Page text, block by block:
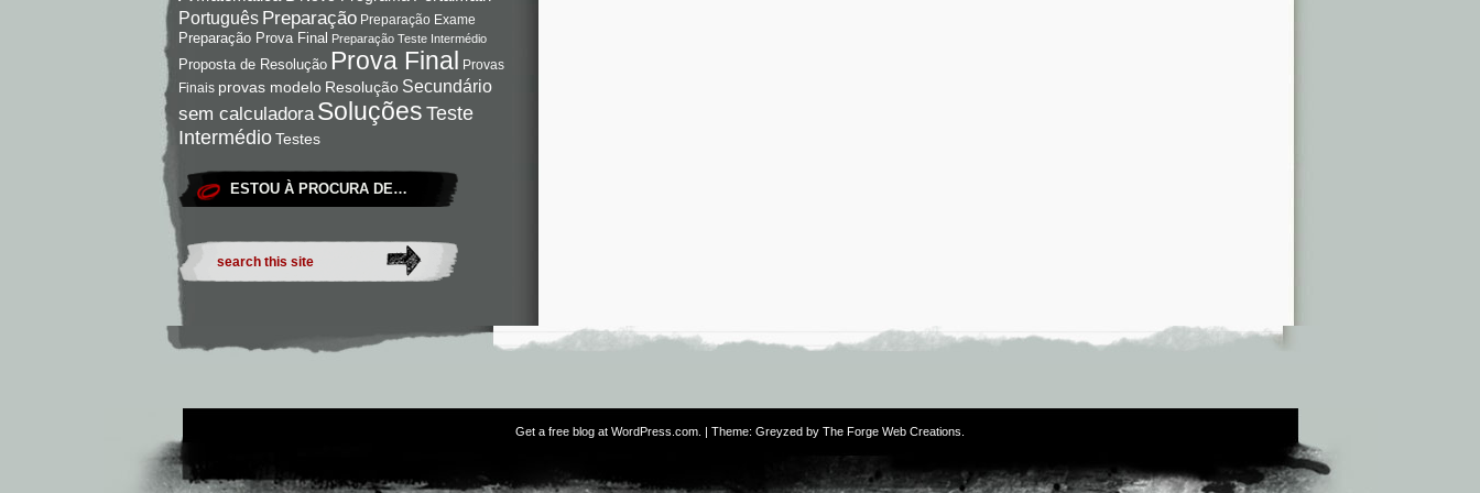
Português Preparação Preparação Exame
Preparação Prova Final Preparação Teste Intermédio
Proposta de Resolução Prova Final Provas
Finais provas modelo Resolução Secundário
sem calculadora Soluções Teste
IntermédioTestes
ESTOU À PROCURA DE…
Get a free blog at WordPress.com . | Theme: Greyzed by The Forge Web Creations